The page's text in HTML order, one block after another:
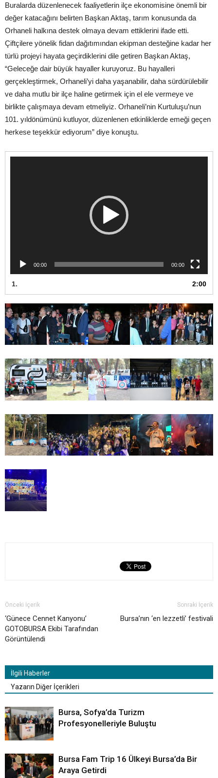
Buralarda düzenlenecek faaliyetlerin ilçe ekonomisine önemli bir
değer katacağını belirten Başkan Aktaş, tarım konusunda da
Orhaneli halkına destek olmaya devam ettiklerini ifade etti.
Çiftçilere yönelik fidan dağıtımından ekipman desteğine kadar her
türlü projeyi hayata geçirdiklerini dile getiren Başkan Aktaş,
“Geleceğe dair büyük hayaller kuruyoruz. Bu hayalleri
gerçekleştirmek, Orhaneli’yi daha yaşanabilir, daha sürdürülebilir
ve daha mutlu bir ilçe haline getirmek için el ele vermeye ve
birlikte çalışmaya devam etmeliyiz. Orhaneli’nin Kurtuluşu’nun
101. yıldönümünü kutluyor, düzenlenen etkinliklerde emeği geçen
herkese teşekkür ediyorum” diye konuştu.
00:00 00:00
1. 2:00
Önceki İçerik
‘Günece Cennet Kanyonu’
GOTOBURSA Ekibi Tarafından
Görüntülendi
Sonraki İçerik
Bursa’nın ‘en lezzetli’ festivali
İlgili Haberler
Yazarın Diğer İçerikleri
Bursa, Sofya’da Turizm
Profesyonelleriyle Buluştu
Bursa Fam Trip 16 Ülkeyi Bursa’da Bir
Araya Getirdi